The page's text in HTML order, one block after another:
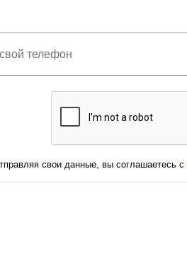
свои данные, вы соглашаетесь с